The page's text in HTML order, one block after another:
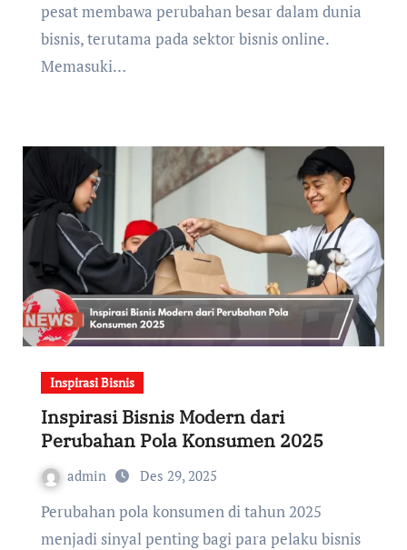
pesat membawa perubahan besar dalam dunia
bisnis, terutama pada sektor bisnis online.
Memasuki…
Inspirasi Bisnis
Inspirasi Bisnis Modern dari
Perubahan Pola Konsumen 2025
admin Des 29, 2025
Perubahan pola konsumen di tahun 2025
menjadi sinyal penting bagi para pelaku bisnis